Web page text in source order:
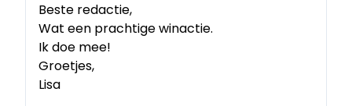
Beste redactie,
Wat een prachtige winactie.
Ik doe mee!
Groetjes,
Lisa